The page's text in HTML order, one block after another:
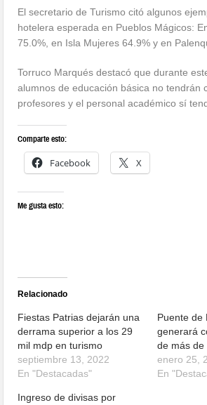
El secretario de Turismo citó algunos
hotelera esperada en Pueblos Mágicos:
75.0%, en Isla Mujeres 64.9% y en
Torruco Marqués destacó que durante
alumnos de educación básica no tendrán
profesores y el personal académico sí
Comparte esto:
Facebook X
Me gusta esto:
Relacionado
Fiestas Patrias dejarán una
derrama superior a los 29
mil mdp en turismo
septiembre 13, 2022
En "Destacadas"
Puente de
generará
de más de
enero 25,
En
Ingreso de divisas por